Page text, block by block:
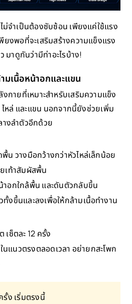
ม่จำเป็นต้องซับซ้อน เพียงแค่ใช้แรง
งพอที่จะเสริมสร้างความแข็งแรง
มาดูกันว่ามีท่าอะไรบ้าง!
มเนื้อหน้าอกและแขน
กายที่เหมาะสำหรับเสริมความแข็ง
หล่ และแขน นอกจากนี้ยังช่วยเพิ่ม
งลำตัวอีกด้วย
น วางมือกว้างกว่าหัวไหล่เล็กน้อย
เท้าสัมผัสพื้น
อกใกล้พื้น และดันตัวกลับขึ้น
งขึ้นและลงเพื่อให้กล้ามเนื้อทำงาน
เซ็ตละ 12 ครั้ง
นแนวตรงตลอดเวลา อย่ายกสะโพก
รั้ง เริ่มตรงนี้